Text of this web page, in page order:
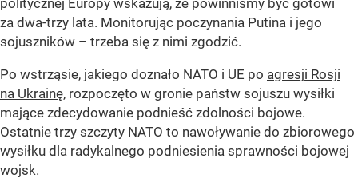
politycznej Europy wskazują, że powinniśmy być gotowi
za dwa-trzy lata. Monitorując poczynania Putina i jego
sojuszników – trzeba się z nimi zgodzić.
Po wstrząsie, jakiego doznało NATO i UE po agresji Rosji
na Ukrainę, rozpoczęto w gronie państw sojuszu wysiłki
mające zdecydowanie podnieść zdolności bojowe.
Ostatnie trzy szczyty NATO to nawoływanie do zbiorowego
wysiłku dla radykalnego podniesienia sprawności bojowej
wojsk.